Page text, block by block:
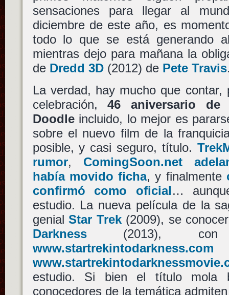
sensaciones para llegar al
diciembre de este año, es
todo lo que se está generando
mientras dejo para mañana la
de Dredd 3D(2012) de Pete Travis
La verdad, hay mucho que contar,
celebración,46 aniversario de
Doodleincluido, lo mejor es
sobre el nuevo film de la
posible, y casi seguro, título.
rumor, ComingSoon.net
había movido ficha, y finalmente
confirmó como oficial…
estudio. La nueva película de la
genialStar Trek(2009), se
Darkness(2013), con
www.startrekintodarkness.com
estudio. Si bien el título mola
conocedores de la temática